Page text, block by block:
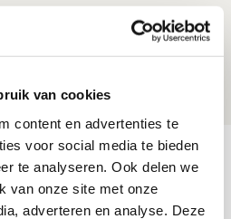
van cookies
content en advertenties te
voor social media te bieden
te analyseren. Ook delen we
van onze site met onze
adverteren en analyse. Deze
en
al rol voor
met